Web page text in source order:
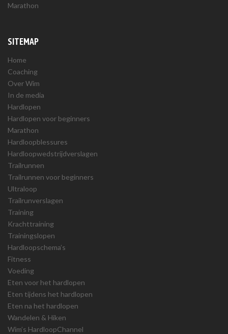
Marathon
SITEMAP
Home
Coaching
Over Wim
In de media
Hardlopen
Hardlopen voor beginners
Marathon
Hardloopblessures
Hardloopwedstrijdverslagen
Trailrunnen
Trailrunnen voor beginners
Ultraloop
Trailrunverslagen
Training
Krachttraining
Trainingslopen
Hardloopschema’s
Fitness
Voeding
Eten voor het hardlopen
Eten tijdens het hardlopen
Eten na het hardlopen
Wandelen & Hiken
Wim’s HardloopChannel